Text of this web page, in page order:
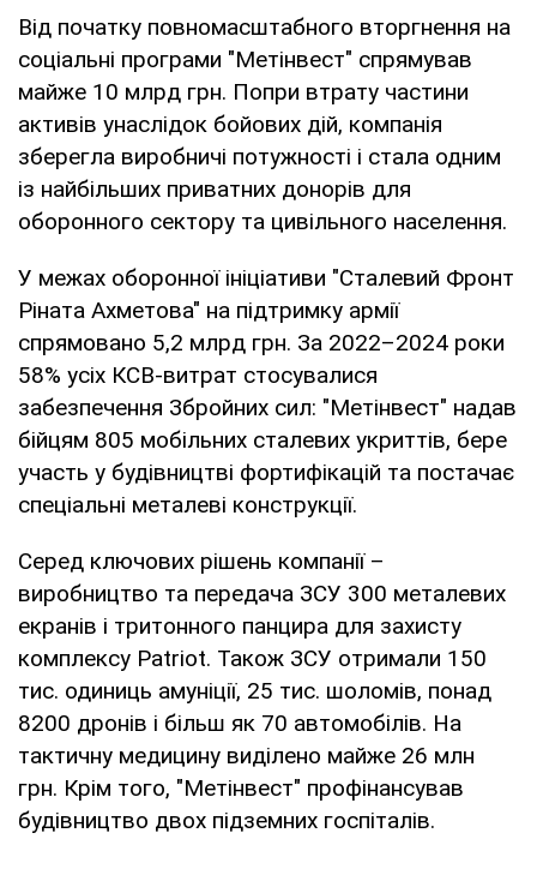
Від початку повномасштабного вторгнення на
соціальні програми "Метінвест" спрямував
майже 10 млрд грн. Попри втрату частини
активів унаслідок бойових дій, компанія
зберегла виробничі потужності і стала одним
із найбільших приватних донорів для
оборонного сектору та цивільного населення.
У межах оборонної ініціативи "Сталевий Фронт
Ріната Ахметова" на підтримку армії
спрямовано 5,2 млрд грн. За 2022–2024 роки
58% усіх КСВ-витрат стосувалися
забезпечення Збройних сил: "Метінвест" надав
бійцям 805 мобільних сталевих укриттів, бере
участь у будівництві фортифікацій та постачає
спеціальні металеві конструкції.
Серед ключових рішень компанії –
виробництво та передача ЗСУ 300 металевих
екранів і тритонного панцира для захисту
комплексу Patriot. Також ЗСУ отримали 150
тис. одиниць амуніції, 25 тис. шоломів, понад
8200 дронів і більш як 70 автомобілів. На
тактичну медицину виділено майже 26 млн
грн. Крім того, "Метінвест" профінансував
будівництво двох підземних госпіталів.